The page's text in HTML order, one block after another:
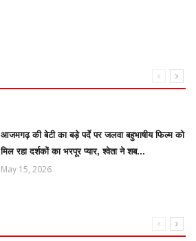
आजमगढ़ की बेटी का बड़े पर्दे पर जलवा बहुभाषीय फिल्म को
मिल रहा दर्शकों का भरपूर प्यार, श्वेता ने शब...
May 15, 2026